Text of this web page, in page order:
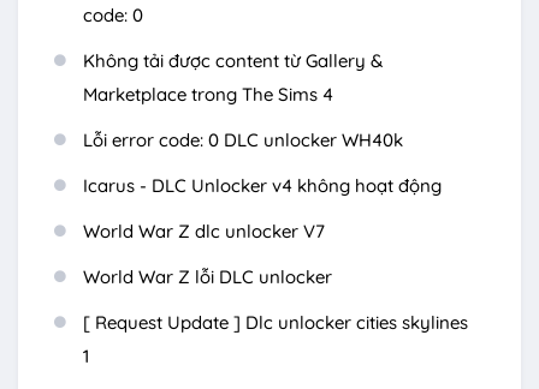
code: 0
Không tải được content từ Gallery &
Marketplace trong The Sims 4
Lỗi error code: 0 DLC unlocker WH40k
Icarus - DLC Unlocker v4 không hoạt động
World War Z dlc unlocker V7
World War Z lỗi DLC unlocker
[ Request Update ] Dlc unlocker cities skylines
1